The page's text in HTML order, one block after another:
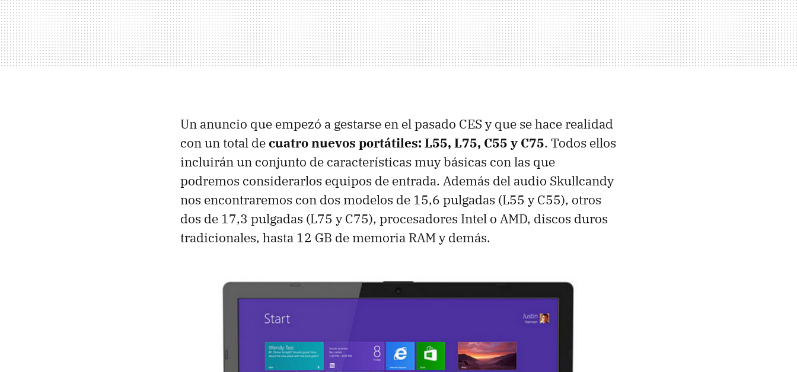
Un anuncio que empezó a gestarse en el pasado CES y que se hace realidad
con un total decuatro nuevos portátiles: L55, L75, C55 y C75. Todos ellos
incluirán un conjunto de características muy básicas con las que
podremos considerarlos equipos de entrada. Además del audio Skullcandy
nos encontraremos con dos modelos de 15,6 pulgadas (L55 y C55), otros
dos de 17,3 pulgadas (L75 y C75), procesadores Intel o AMD, discos duros
tradicionales, hasta 12 GB de memoria RAM y demás.